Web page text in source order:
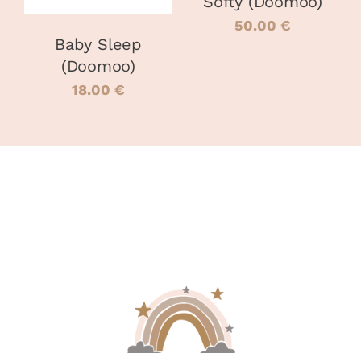
Baby Sleep
(Doomoo)
18.00 €
PEUVENT
ÊTRE
50.00 €